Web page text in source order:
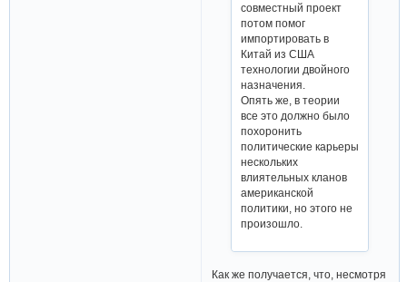
совместный проект
потом помог
импортировать в
Китай из США
технологии двойного
назначения.
Опять же, в теории
все это должно было
похоронить
политические карьеры
нескольких
влиятельных кланов
американской
политики, но этого не
произошло.
Как же получается, что, несмотря